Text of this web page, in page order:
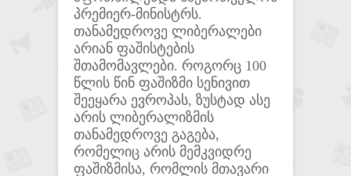
პრემიერ-მინისტრს.
თანამედროვე ლიბერალები
არიან ფაშისტების
შთამომავლები. როგორც 100
წლის წინ ფაშიზმი სენივით
შეეყარა ევროპას, ზუსტად ასე
არის ლიბერალიზმის
თანამედროვე გაგება,
რომელიც არის მემკვიდრე
ფაშიზმისა, რომლის მთავარი